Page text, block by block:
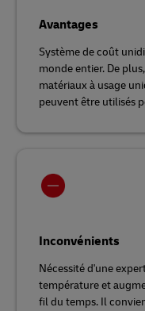
Avantages
Système de coût
monde entier. De
matériaux à usage
peuvent être utilisés
Inconvénients
Nécessité d'une
température et
fil du temps. Il